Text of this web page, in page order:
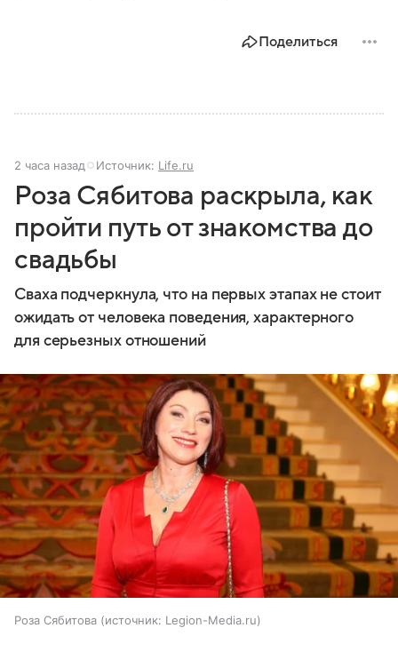
Поделиться
2 часа назад Источник: Life.ru
Роза Сябитова раскрыла, как
пройти путь от знакомства до
свадьбы
Сваха подчеркнула, что на первых этапах не стоит
ожидать от человека поведения, характерного
для серьезных отношений
Роза Сябитова источник: Legion-Media.ru